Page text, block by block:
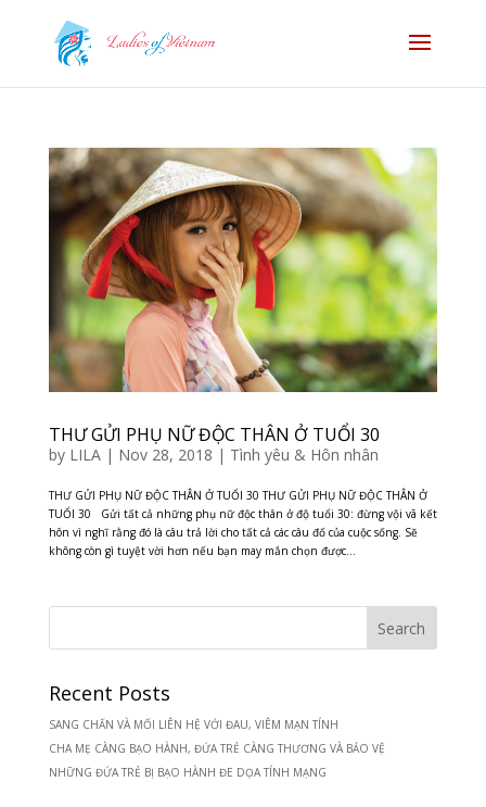
THƯ GỬI PHỤ NỮ ĐỘC THÂN Ở TUỔI 30
by LILA| Nov 28, 2018 | Tình yêu & Hôn nhân
THƯ GỬI PHỤ NỮ ĐỘC THÂN Ở TUỔI 30 THƯ GỬI PHỤ NỮ ĐỘC THÂN Ở
TUỔI 30 Gửi tất cả những phụ nữ độc thân ở độ tuổi 30: đừng vội vã kết
hôn vì nghĩ rằng đó là câu trả lời cho tất cả các câu đố của cuộc sống. Sẽ
không còn gì tuyệt vời hơn nếu bạn may mắn chọn được...
Recent Posts
SANG CHẤN VÀ MỐI LIÊN HỆ VỚI ĐAU, VIÊM MẠN TÍNH
CHA MẸ CÀNG BẠO HÀNH, ĐỨA TRẺ CÀNG THƯƠNG VÀ BẢO VỆ
NHỮNG ĐỨA TRẺ BỊ BẠO HÀNH ĐE DỌA TÍNH MẠNG